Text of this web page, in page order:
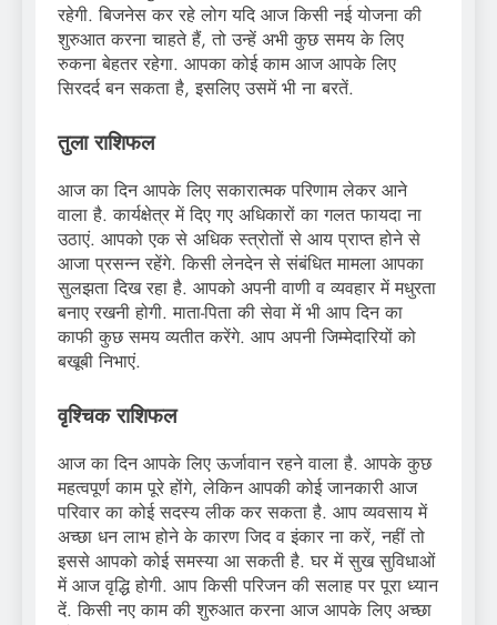
रहेगी. बिजनेस कर रहे लोग यदि आज किसी नई योजना की
शुरुआत करना चाहते हैं, तो उन्हें अभी कुछ समय के लिए
रुकना बेहतर रहेगा. आपका कोई काम आज आपके लिए
सिरदर्द बन सकता है, इसलिए उसमें भी ना बरतें.
तुला राशिफल
आज का दिन आपके लिए सकारात्मक परिणाम लेकर आने
वाला है. कार्यक्षेत्र में दिए गए अधिकारों का गलत फायदा ना
उठाएं. आपको एक से अधिक स्त्रोतों से आय प्राप्त होने से
आजा प्रसन्न रहेंगे. किसी लेनदेन से संबंधित मामला आपका
सुलझता दिख रहा है. आपको अपनी वाणी व व्यवहार में मधुरता
बनाए रखनी होगी. माता-पिता की सेवा में भी आप दिन का
काफी कुछ समय व्यतीत करेंगे. आप अपनी जिम्मेदारियों को
बखूबी निभाएं.
वृश्चिक राशिफल
आज का दिन आपके लिए ऊर्जावान रहने वाला है. आपके कुछ
महत्वपूर्ण काम पूरे होंगे, लेकिन आपकी कोई जानकारी आज
परिवार का कोई सदस्य लीक कर सकता है. आप व्यवसाय में
अच्छा धन लाभ होने के कारण जिद व इंकार ना करें, नहीं तो
इससे आपको कोई समस्या आ सकती है. घर में सुख सुविधाओं
में आज वृद्धि होगी. आप किसी परिजन की सलाह पर पूरा ध्यान
दें. किसी नए काम की शुरुआत करना आज आपके लिए अच्छा